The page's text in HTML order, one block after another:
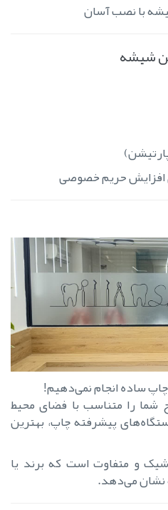
با نصب آسان
شیشه
افزایش حریم خصوصی
ساده انجام نمی‌دهیم!
شما را متناسب با فضای محیط
پیشرفته چاپ، بهترین
شیک و متفاوت است که برند یا
نشان می‌دهد.